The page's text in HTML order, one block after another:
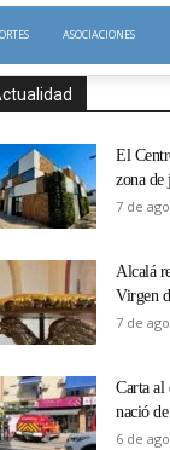
ASOCIACIONES
El
zona de
7 de
Alcalá
Virgen
7 de
Carta al
nació
6 de